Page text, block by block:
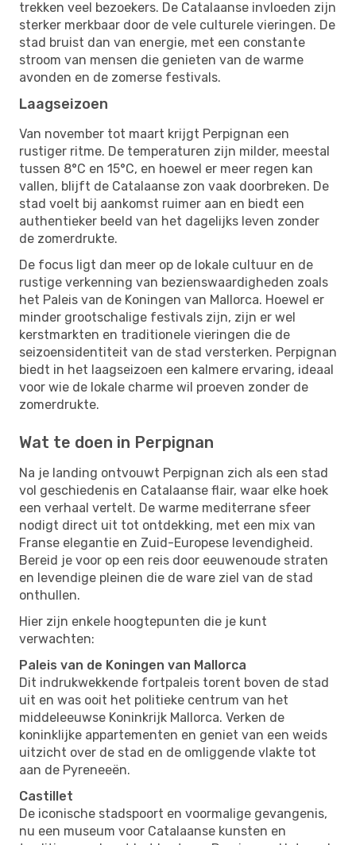
trekken veel bezoekers. De Catalaanse invloeden zijn
sterker merkbaar door de vele culturele vieringen. De
stad bruist dan van energie, met een constante
stroom van mensen die genieten van de warme
avonden en de zomerse festivals.
Laagseizoen
Van november tot maart krijgt Perpignan een
rustiger ritme. De temperaturen zijn milder, meestal
tussen 8°C en 15°C, en hoewel er meer regen kan
vallen, blijft de Catalaanse zon vaak doorbreken. De
stad voelt bij aankomst ruimer aan en biedt een
authentieker beeld van het dagelijks leven zonder
de zomerdrukte.
De focus ligt dan meer op de lokale cultuur en de
rustige verkenning van bezienswaardigheden zoals
het Paleis van de Koningen van Mallorca. Hoewel er
minder grootschalige festivals zijn, zijn er wel
kerstmarkten en traditionele vieringen die de
seizoensidentiteit van de stad versterken. Perpignan
biedt in het laagseizoen een kalmere ervaring, ideaal
voor wie de lokale charme wil proeven zonder de
zomerdrukte.
Wat te doen in Perpignan
Na je landing ontvouwt Perpignan zich als een stad
vol geschiedenis en Catalaanse flair, waar elke hoek
een verhaal vertelt. De warme mediterrane sfeer
nodigt direct uit tot ontdekking, met een mix van
Franse elegantie en Zuid-Europese levendigheid.
Bereid je voor op een reis door eeuwenoude straten
en levendige pleinen die de ware ziel van de stad
onthullen.
Hier zijn enkele hoogtepunten die je kunt
verwachten:
Paleis van de Koningen van Mallorca
Dit indrukwekkende fortpaleis torent boven de stad
uit en was ooit het politieke centrum van het
middeleeuwse Koninkrijk Mallorca. Verken de
koninklijke appartementen en geniet van een weids
uitzicht over de stad en de omliggende vlakte tot
aan de Pyreneeën.
Castillet
De iconische stadspoort en voormalige gevangenis,
nu een museum voor Catalaanse kunsten en